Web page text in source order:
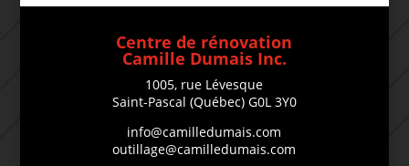
Centre de rénovation
Camille Dumais Inc.
1005, rue Lévesque
Saint-Pascal (Québec) G0L 3Y0
info@camilledumais.com
outillage@camilledumais.com